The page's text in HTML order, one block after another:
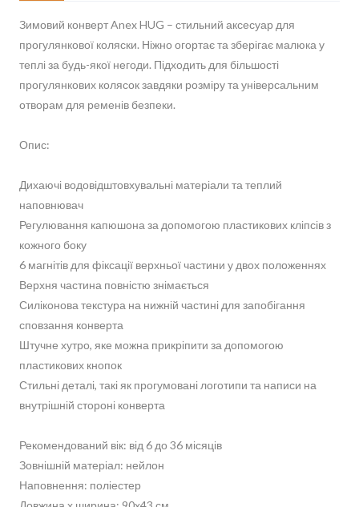
Зимовий конверт Anex HUG – стильний аксесуар для
прогулянкової коляски. Ніжно огортає та зберігає малюка у
теплі за будь-якої негоди. Підходить для більшості
прогулянкових колясок завдяки розміру та універсальним
отворам для ременів безпеки.
Опис:
Дихаючі водовідштовхувальні матеріали та теплий
наповнювач
Регулювання капюшона за допомогою пластикових кліпсів з
кожного боку
6 магнітів для фіксації верхньої частини у двох положеннях
Верхня частина повністю знімається
Силіконова текстура на нижній частині для запобігання
сповзання конверта
Штучне хутро, яке можна прикріпити за допомогою
пластикових кнопок
Стильні деталі, такі як прогумовані логотипи та написи на
внутрішній стороні конверта
Рекомендований вік: від 6 до 36 місяців
Зовнішній матеріал: нейлон
Наповнення: поліестер